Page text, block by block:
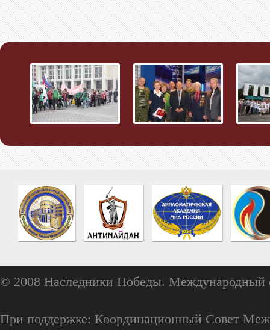
© 2008 Наследники Победы. Международный
При поддержке: Координационный Совет